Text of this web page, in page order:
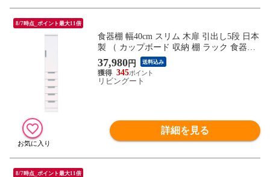
8/7時点_ポイント最大11倍
食器棚 幅40cm スリム 木扉 引出し5段 日本
製 （ カップボード 収納 棚 ラック 食器収
納 完成品 キッチン 脱衣所 ホワイト 隙間
収納 引き出し シンプル 五段 ）
37,980円 送料込み
345
リビングート
詳細を見る
8/7時点_ポイント最大11倍